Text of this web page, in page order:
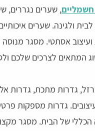
, שערים נגררים,
ולגינה. שערים
אסתטי. מסגר מנוסה
המתאים לצרכים שלכם
גדרות מתכת, גדרות
גדרות מספקות
של הבית. מסגר